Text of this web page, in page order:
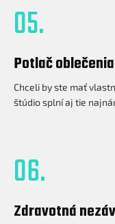
05.
Potlač
Chceli by ste mať
štúdio splní aj tie
06.
Zdravotná